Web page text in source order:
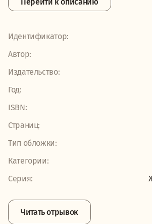
Идентификатор:
Автор:
Издательство:
Год:
ISBN:
Страниц:
Тип обложки:
Категории:
Серия:
Читать отрывок